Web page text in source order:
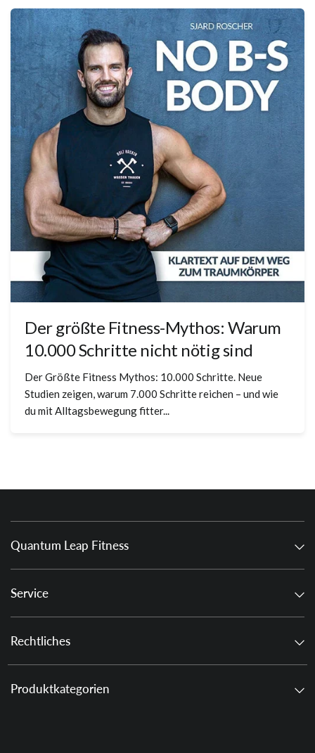
Der größte Fitness-Mythos: Warum
10.000 Schritte nicht nötig sind
Der Größte Fitness Mythos: 10.000 Schritte. Neue
Studien zeigen, warum 7.000 Schritte reichen – und wie
du mit Alltagsbewegung fitter...
Quantum Leap Fitness
Service
Rechtliches
Produktkategorien